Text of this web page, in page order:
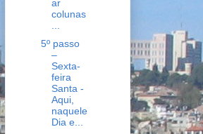
ar
colunas
5º passo
–
Sexta-
feira
Santa -
Aqui,
naquele
Dia e...